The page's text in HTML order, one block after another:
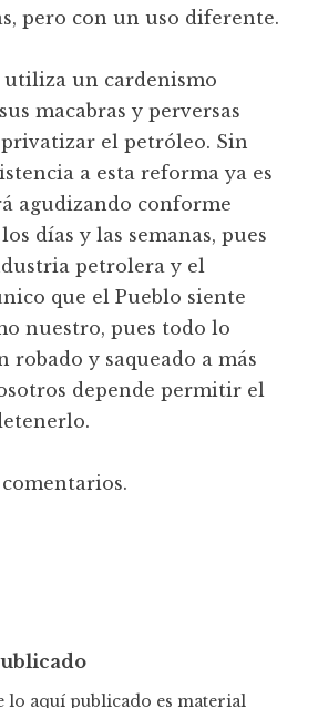
pero con un uso diferente.
utiliza un cardenismo
macabras y perversas
el petróleo. Sin
a esta reforma ya es
agudizando conforme
días y las semanas, pues
petrolera y el
que el Pueblo siente
nuestro, pues todo lo
robado y saqueado a más
depende permitir el
lo aquí publicado es material